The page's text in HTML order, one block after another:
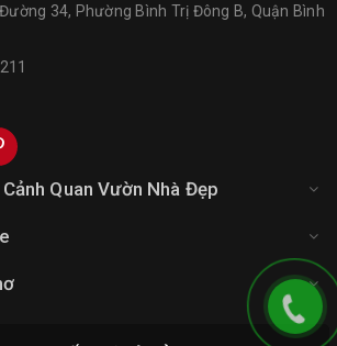
34, Phường Bình Trị Đông B, Quận Bình
Quan Vườn Nhà Đẹp